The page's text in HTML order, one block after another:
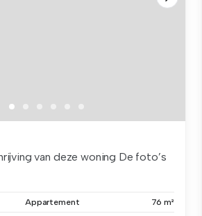
van deze woning De foto’s
Appartement 76 m²